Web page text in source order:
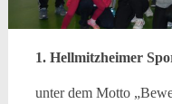
1. Hellmitzheimer
unter dem Motto